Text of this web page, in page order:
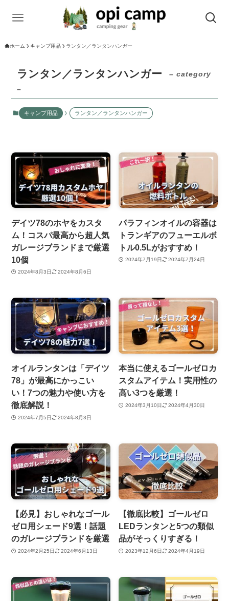
ホーム キャンプ用品 ランタン／ランタンハンガー
ランタン／ランタンハンガー
– category
–
キャンプ用品 ランタン／ランタンハンガー
デイツ78のホヤをカスタ
ム！コスパ最高から超人気
ガレージブランドまで厳選
10個
2024年8月3日 2024年8月6日
パラフィンオイルの容器は
トランギアのフューエルボ
トル0.5Lがおすすめ！
2024年7月19日 2024年7月24日
オイルランタンは「デイツ
78」が最高にかっこい
い！7つの魅力や使い方を
徹底解説！
2024年7月5日 2024年8月3日
本当に使えるゴールゼロカ
スタムアイテム！実用性の
高い3つを厳選！
2024年3月10日 2024年4月30日
【必見】おしゃれなゴール
ゼロ用シェード9選！話題
のガレージブランドを厳選
2024年2月25日 2024年6月13日
【徹底比較】ゴールゼロ
LEDランタンと5つの類似
品がそっくりすぎる！
2023年12月6日 2024年4月19日